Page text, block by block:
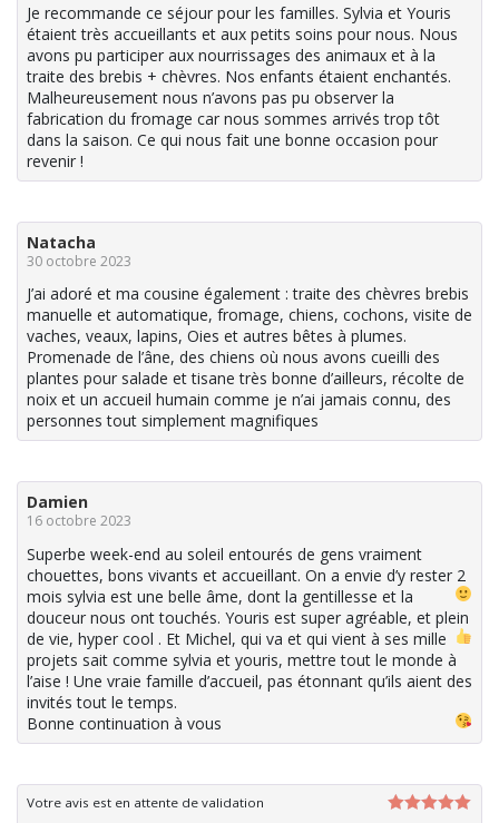
5
Je recommande ce séjour pour les familles. Sylvia et Youris
étaient très accueillants et aux petits soins pour nous. Nous
avons pu participer aux nourrissages des animaux et à la
traite des brebis + chèvres. Nos enfants étaient enchantés.
Malheureusement nous n’avons pas pu observer la
fabrication du fromage car nous sommes arrivés trop tôt
dans la saison. Ce qui nous fait une bonne occasion pour
revenir !
Natacha
30 octobre 2023
J’ai adoré et ma cousine également : traite des chèvres brebis
manuelle et automatique, fromage, chiens, cochons, visite de
vaches, veaux, lapins, Oies et autres bêtes à plumes.
Promenade de l’âne, des chiens où nous avons cueilli des
plantes pour salade et tisane très bonne d’ailleurs, récolte de
noix et un accueil humain comme je n’ai jamais connu, des
personnes tout simplement magnifiques
Damien
16 octobre 2023
Superbe week-end au soleil entourés de gens vraiment
chouettes, bons vivants et accueillant. On a envie d’y rester 2
mois sylvia est une belle âme, dont la gentillesse et la
douceur nous ont touchés. Youris est super agréable, et plein
de vie, hyper cool . Et Michel, qui va et qui vient à ses mille
projets sait comme sylvia et youris, mettre tout le monde à
l’aise ! Une vraie famille d’accueil, pas étonnant qu’ils aient des
invités tout le temps.
Bonne continuation à vous
Votre avis est en attente de validation